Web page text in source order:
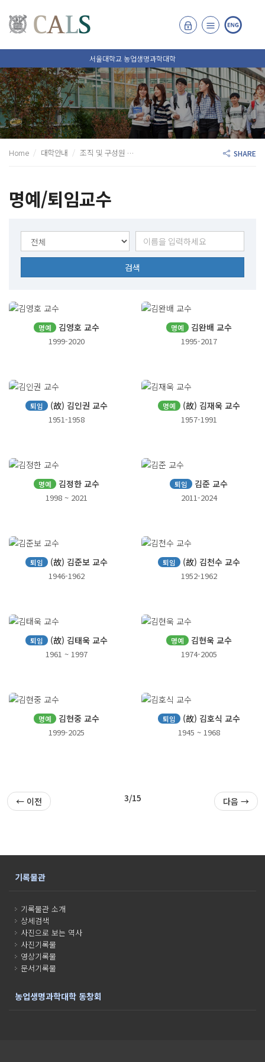
서울대학교 농업생명과학대학
Home 대학안내 조직 및 구성원 SHARE
명예/퇴임교수
명예 김영호 교수
1999-2020
명예 김완배 교수
1995-2017
퇴임 (故) 김인권 교수
1951-1958
명예 (故) 김재욱 교수
1957-1991
명예 김정한 교수
1998 ~ 2021
퇴임 김준 교수
2011-2024
퇴임 (故) 김준보 교수
1946-1962
퇴임 (故) 김천수 교수
1952-1962
퇴임 (故) 김태욱 교수
1961 ~ 1997
명예 김현욱 교수
1974-2005
명예 김현중 교수
1999-2025
퇴임 (故) 김호식 교수
1945 ~ 1968
← 이전 3/15 다음 →
기록물관
기록물관 소개
상세검색
사진으로 보는 역사
사진기록물
영상기록물
문서기록물
농업생명과학대학 동창회